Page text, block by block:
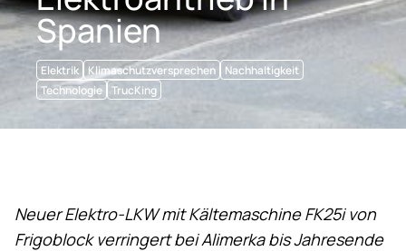
Spanien
Elektrik Klimaschutzversprechen
Nachhaltigkeit
Technologie TrucKing
Neuer Elektro-LKW mit Kältemaschine FK25i von
Frigoblock verringert bei Alimerkabis Jahresende